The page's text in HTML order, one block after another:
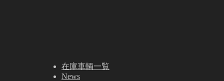
在庫車輌一覧
News